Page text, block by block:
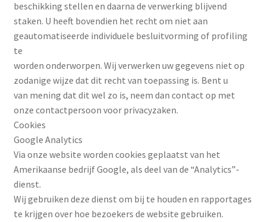
beschikking stellen en daarna de verwerking blijvend
staken. U heeft bovendien het recht om niet aan
geautomatiseerde individuele besluitvorming of profiling
te
worden onderworpen. Wij verwerken uw gegevens niet op
zodanige wijze dat dit recht van toepassing is. Bent u
van mening dat dit wel zo is, neem dan contact op met
onze contactpersoon voor privacyzaken.
Cookies
Google Analytics
Via onze website worden cookies geplaatst van het
Amerikaanse bedrijf Google, als deel van de “Analytics”-
dienst.
Wij gebruiken deze dienst om bij te houden en rapportages
te krijgen over hoe bezoekers de website gebruiken.